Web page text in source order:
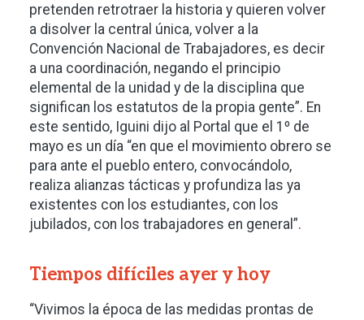
pretenden retrotraer la historia y quieren volver
a disolver la central única, volver a la
Convención Nacional de Trabajadores, es decir
a una coordinación, negando el principio
elemental de la unidad y de la disciplina que
significan los estatutos de la propia gente”. En
este sentido, Iguini dijo al Portal que el 1º de
mayo es un día “en que el movimiento obrero se
para ante el pueblo entero, convocándolo,
realiza alianzas tácticas y profundiza las ya
existentes con los estudiantes, con los
jubilados, con los trabajadores en general”.
Tiempos difíciles ayer y hoy
“Vivimos la época de las medidas prontas de